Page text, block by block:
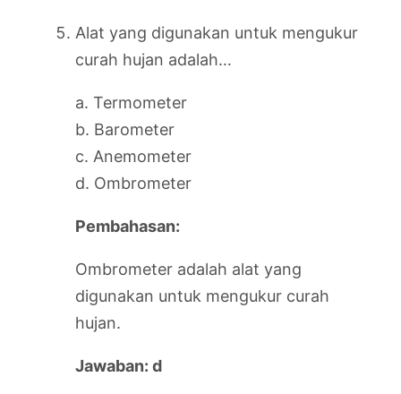
Alat yang digunakan untuk mengukur
curah hujan adalah…
a. Termometer
b. Barometer
c. Anemometer
d. Ombrometer
Pembahasan:
Ombrometer adalah alat yang
digunakan untuk mengukur curah
hujan.
Jawaban: d